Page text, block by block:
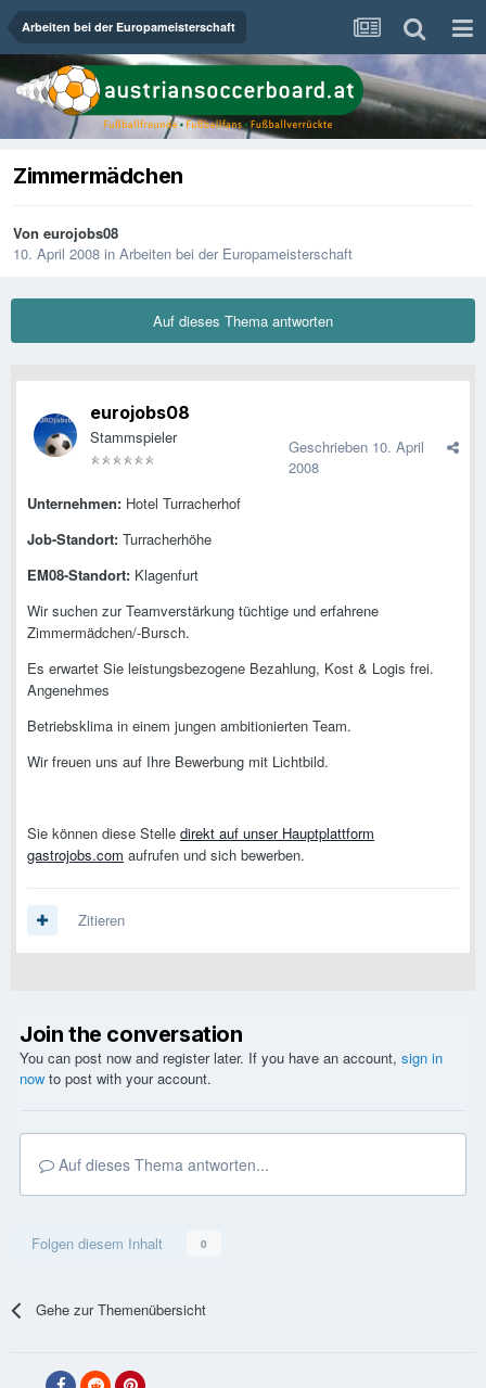
Arbeiten bei der Europameisterschaft
Zimmermädchen
Von eurojobs08
10. April 2008 in Arbeiten bei der Europameisterschaft
Auf dieses Thema antworten
eurojobs08
Stammspieler Geschrieben 10. April
2008
Unternehmen: Hotel Turracherhof
Job-Standort: Turracherhöhe
EM08-Standort: Klagenfurt
Wir suchen zur Teamverstärkung tüchtige und erfahrene
Zimmermädchen/-Bursch.
Es erwartet Sie leistungsbezogene Bezahlung, Kost & Logis frei.
Angenehmes
Betriebsklima in einem jungen ambitionierten Team.
Wir freuen uns auf Ihre Bewerbung mit Lichtbild.
Sie können diese Stelle direkt auf unser Hauptplattform
gastrojobs.com aufrufen und sich bewerben.
Zitieren
Join the conversation
You can post now and register later. If you have an account, sign in
now to post with your account.
Auf dieses Thema antworten...
Folgen diesem Inhalt 0
Gehe zur Themenübersicht